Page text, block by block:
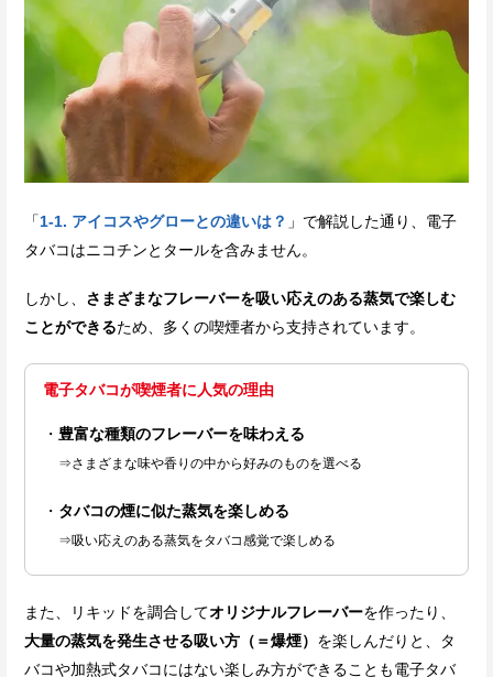
「1-1. アイコスやグローとの違いは？ 」で解説した通り、電子
タバコはニコチンとタールを含みません。
しかし、 さまざまなフレーバーを吸い応えのある蒸気で楽しむ
ことができるため、多くの喫煙者から支持されています。
電子タバコが喫煙者に人気の理由
豊富な種類のフレーバーを味わえる
⇒さまざまな味や香りの中から好みのものを選べる
タバコの煙に似た蒸気を楽しめる
⇒吸い応えのある蒸気をタバコ感覚で楽しめる
また、リキッドを調合してオリジナルフレーバーを作ったり、
大量の蒸気を発生させる吸い方（＝爆煙） を楽しんだりと、タ
バコや加熱式タバコにはない楽しみ方ができることも電子タバ